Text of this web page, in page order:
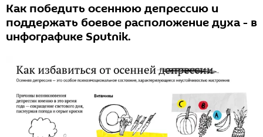
Как победить осеннюю депрессию и
поддержать боевое расположение духа - в
инфографике Sputnik.